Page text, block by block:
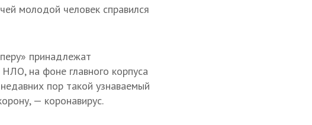
молодой человек справился
принадлежат
на фоне главного корпуса
пор такой узнаваемый
— коронавирус.